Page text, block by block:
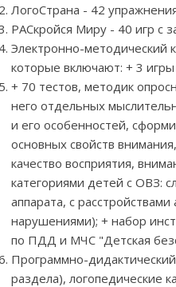
ЛогоСтрана - 42
РАСкройся Миру - 40 игр с
Электронно-методический
которые включают: + 3
+ 70 тестов, методик
него отдельных
и его особенностей,
основных свойств
качество восприятия,
категориями детей с ОВЗ:
аппарата, с
нарушениями); + набор
по ПДД и МЧС "Детская
Программно-
раздела), логопедические